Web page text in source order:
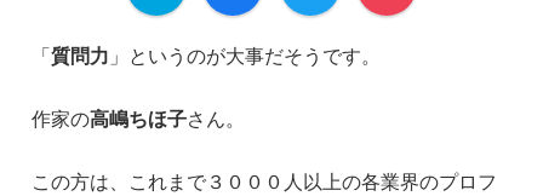
「質問力 」というのが大事だそうです。
作家の高嶋ちほ子さん。
この方は、これまで３０００人以上の各業界のプロフ